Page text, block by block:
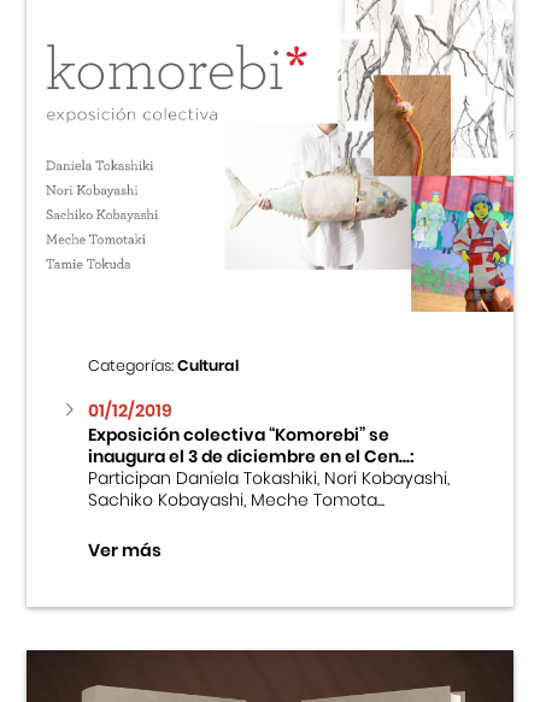
Categorías:Cultural
01/12/2019
Exposición colectiva “Komorebi” se
inaugura el 3 de diciembre en el Cen...:
Participan Daniela Tokashiki, Nori Kobayashi,
Sachiko Kobayashi, Meche Tomota...
Ver más